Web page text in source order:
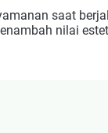
saat
nilai